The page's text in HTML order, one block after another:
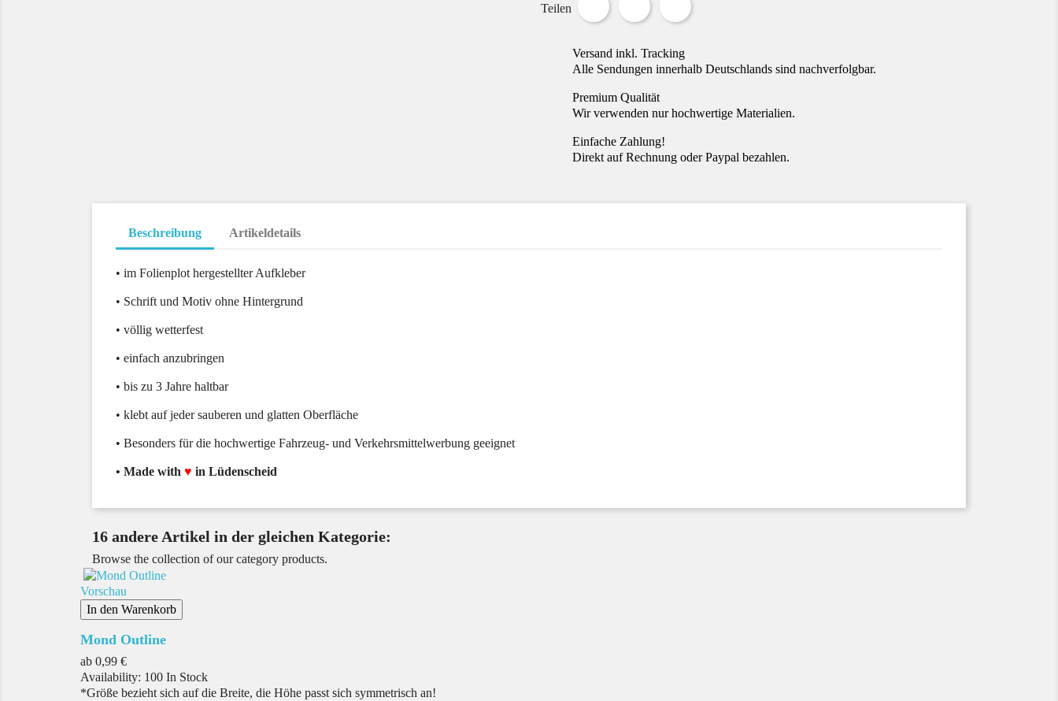
Teilen
Versand inkl. Tracking
Alle Sendungen innerhalb Deutschlands sind nachverfolgbar.
Premium Qualität
Wir verwenden nur hochwertige Materialien.
Einfache Zahlung!
Direkt auf Rechnung oder Paypal bezahlen.
Beschreibung Artikeldetails
• im Folienplot hergestellter Aufkleber
• Schrift und Motiv ohne Hintergrund
• völlig wetterfest
• einfach anzubringen
• bis zu 3 Jahre haltbar
• klebt auf jeder sauberen und glatten Oberfläche
• Besonders für die hochwertige Fahrzeug- und Verkehrsmittelwerbung geeignet
• Made with ♥ in Lüdenscheid
16 andere Artikel in der gleichen Kategorie:
Browse the collection of our category products.
Vorschau
In den Warenkorb
Mond Outline
ab Preis
0,99 €
Availability: 100 In Stock
*Größe bezieht sich auf die Breite, die Höhe passt sich symmetrisch an!